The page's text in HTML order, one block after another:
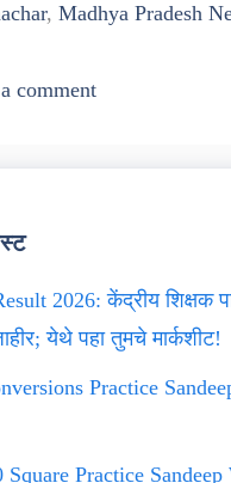
, Madhya Pradesh
comment
2026: केंद्रीय शिक्षक
येथे पहा तुमचे मार्कशीट!
Practice
Square Practice Sandeep